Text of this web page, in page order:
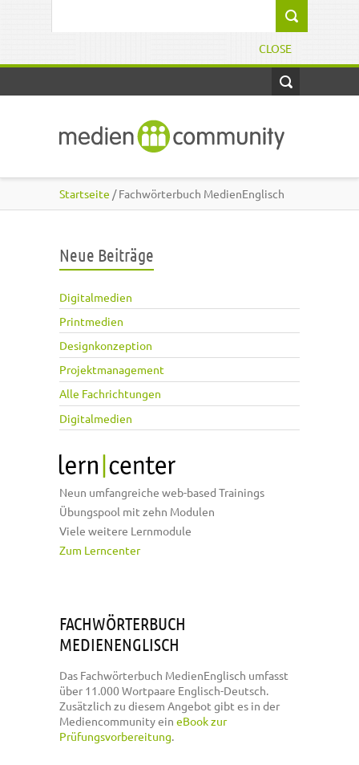
CLOSE
Startseite / Fachwörterbuch MedienEnglisch
Neue Beiträge
Digitalmedien
Printmedien
Designkonzeption
Projektmanagement
Alle Fachrichtungen
Digitalmedien
Neun umfangreiche web-based Trainings
Übungspool mit zehn Modulen
Viele weitere Lernmodule
Zum Lerncenter
FACHWÖRTERBUCH
MEDIENENGLISCH
Das Fachwörterbuch MedienEnglisch umfasst
über 11.000 Wortpaare Englisch-Deutsch.
Zusätzlich zu diesem Angebot gibt es in der
Mediencommunity ein eBook zur
Prüfungsvorbereitung.